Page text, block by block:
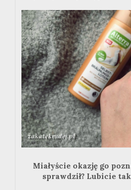
Miałyście okazję go
sprawdził? Lubicie